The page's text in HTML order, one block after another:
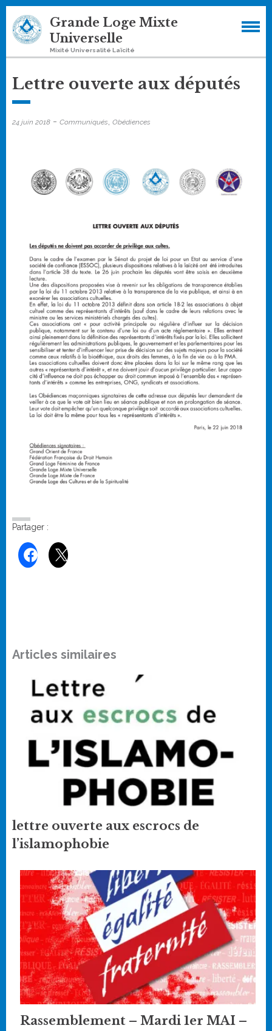
Skip
to
content
Grande Loge Mixte
Universelle
Mixité Universalité Laïcité
Lettre ouverte aux députés
24 juin 2018 - Communiqués, Obédiences
Partager :
Articles similaires
lettre ouverte aux escrocs de
l’islamophobie
Rassemblement – Mardi 1er MAI –